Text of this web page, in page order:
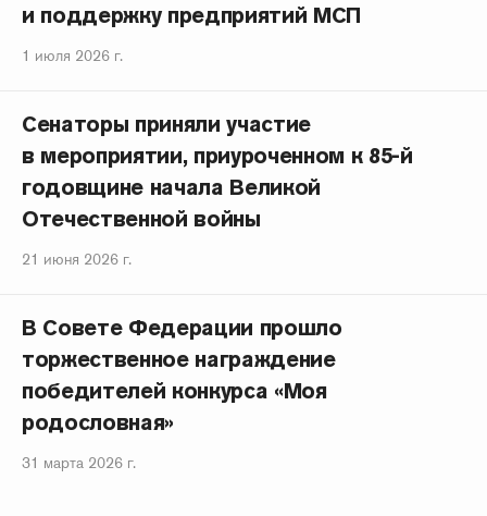
и поддержку предприятий МСП
1 июля 2026 г.
Сенаторы приняли участие
в мероприятии, приуроченном к 85-й
годовщине начала Великой
Отечественной войны
21 июня 2026 г.
В Совете Федерации прошло
торжественное награждение
победителей конкурса «Моя
родословная»
31 марта 2026 г.